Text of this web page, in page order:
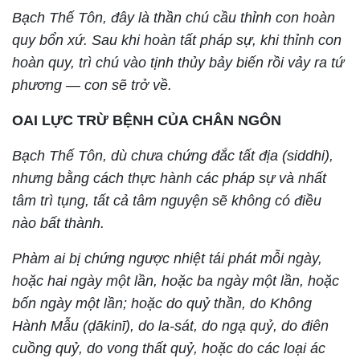
Bạch Thế Tôn, đây là thần chú cầu thỉnh con hoàn
quy bổn xứ. Sau khi hoàn tất pháp sự, khi thỉnh con
hoàn quy, trì chú vào tịnh thủy bảy biến rồi vảy ra tứ
phương — con sẽ trở về.
OAI LỰC TRỪ BỆNH CỦA CHÂN NGÔN
Bạch Thế Tôn, dù chưa chứng đắc tất địa (siddhi),
nhưng bằng cách thực hành các pháp sự và nhất
tâm trì tụng, tất cả tâm nguyện sẽ không có điều
nào bất thành.
Phàm ai bị chứng ngược nhiệt tái phát mỗi ngày,
hoặc hai ngày một lần, hoặc ba ngày một lần, hoặc
bốn ngày một lần; hoặc do quỷ thần, do Không
Hành Mẫu (ḍākinī), do la-sát, do ngạ quỷ, do điên
cuồng quỷ, do vong thất quỷ, hoặc do các loại ác